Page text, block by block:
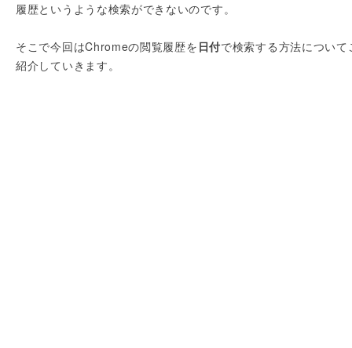
履歴というような検索ができないのです。
そこで今回はChromeの閲覧履歴を 日付で検索する方法について
紹介していきます。